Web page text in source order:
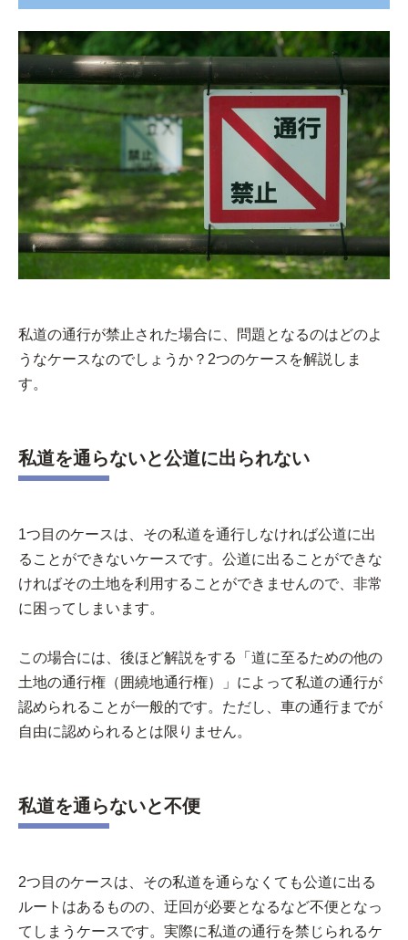
私道の通行が禁止された場合に、問題となるのはどのよ
うなケースなのでしょうか？2つのケースを解説しま
す。
私道を通らないと公道に出られない
1つ目のケースは、その私道を通行しなければ公道に出
ることができないケースです。公道に出ることができな
ければその土地を利用することができませんので、非常
に困ってしまいます。
この場合には、後ほど解説をする「道に至るための他の
土地の通行権（囲繞地通行権）」によって私道の通行が
認められることが一般的です。ただし、車の通行までが
自由に認められるとは限りません。
私道を通らないと不便
2つ目のケースは、その私道を通らなくても公道に出る
ルートはあるものの、迂回が必要となるなど不便となっ
てしまうケースです。実際に私道の通行を禁じられるケ